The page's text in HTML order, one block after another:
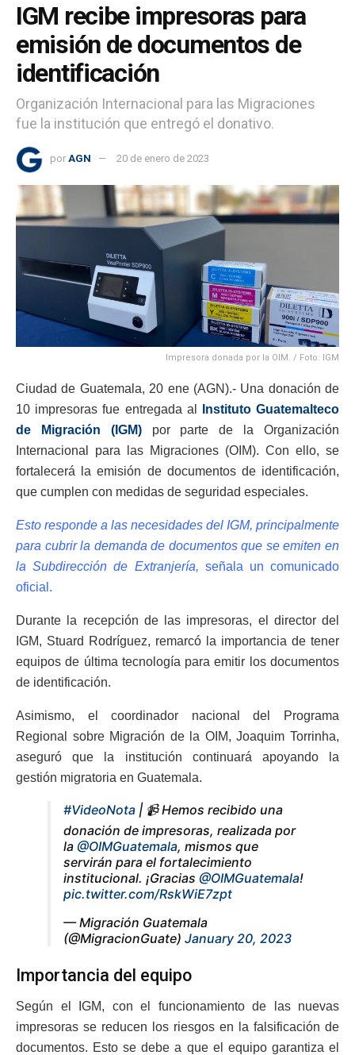
IGM recibe impresoras para
emisión de documentos de
identificación
Organización Internacional para las Migraciones
fue la institución que entregó el donativo.
por AGN 20 de enero de 2023
Impresora donada por la OIM. / Foto: IGM
Ciudad de Guatemala, 20 ene (AGN).- Una donación de
10 impresoras fue entregada al
Instituto Guatemalteco
de Migración (IGM)por parte de la Organización
Internacional para las Migraciones (OIM). Con ello, se
fortalecerá la emisión de documentos de identificación,
que cumplen con medidas de seguridad especiales.
Esto responde a las necesidades del IGM, principalmente
para cubrir la demanda de documentos que se emiten en
la Subdirección de Extranjería, señala un comunicado
oficial.
Durante la recepción de las impresoras, el director del
IGM, Stuard Rodríguez, remarcó la importancia de tener
equipos de última tecnología para emitir los documentos
de identificación.
Asimismo, el coordinador nacional del Programa
Regional sobre Migración de la OIM, Joaquim Torrinha,
aseguró que la institución continuará apoyando la
gestión migratoria en Guatemala.
#VideoNota | 📹 Hemos recibido una
donación de impresoras, realizada por
la @OIMGuatemala, mismos que
servirán para el fortalecimiento
institucional. ¡Gracias @OIMGuatemala!
pic.twitter.com/RskWiE7zpt
— Migración Guatemala
(@MigracionGuate) January 20, 2023
Importancia del equipo
Según el IGM, con el funcionamiento de las nuevas
impresoras se reducen los riesgos en la falsificación de
documentos. Esto se debe a que el equipo garantiza el